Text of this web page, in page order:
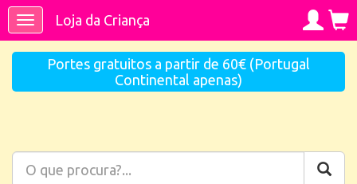
ToggleLoja da Criança
Portes gratuitos a partir de 60€ (Portugal
Continental apenas)